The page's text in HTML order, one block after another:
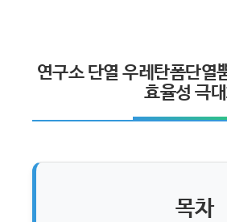
연구소 단열 우레탄폼단열
효율성 극
목차